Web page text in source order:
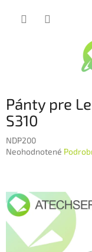
Pánty pre
S310
NDP200
Priemerné
0,0
z
hviezdičiek.
Neohodnotené